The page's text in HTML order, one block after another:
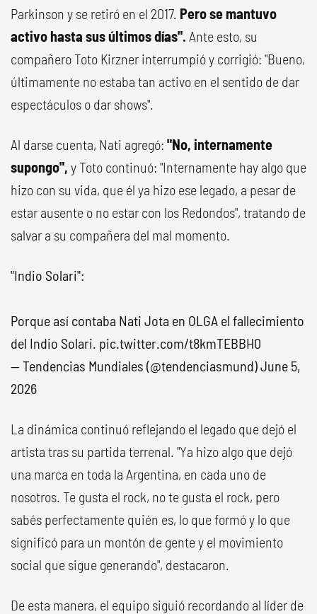
Parkinson y se retiró en el 2017. Pero se mantuvo
activo hasta sus últimos días". Ante esto, su
compañero Toto Kirzner interrumpió y corrigió: "Bueno,
últimamente no estaba tan activo en el sentido de dar
espectáculos o dar shows".
Al darse cuenta, Nati agregó: "No, internamente
supongo", y Toto continuó: "Internamente hay algo que
hizo con su vida, que él ya hizo ese legado, a pesar de
estar ausente o no estar con los Redondos", tratando de
salvar a su compañera del mal momento.
"Indio Solari":
Porque así contaba Nati Jota en OLGA el fallecimiento
del Indio Solari. pic.twitter.com/t8kmTEBBH0
— Tendencias Mundiales (@tendenciasmund)June 5,
2026
La dinámica continuó reflejando el legado que dejó el
artista tras su partida terrenal. "Ya hizo algo que dejó
una marca en toda la Argentina, en cada uno de
nosotros. Te gusta el rock, no te gusta el rock, pero
sabés perfectamente quién es, lo que formó y lo que
significó para un montón de gente y el movimiento
social que sigue generando", destacaron.
De esta manera, el equipo siguió recordando al líder de